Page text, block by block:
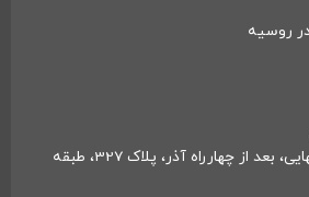
روسیه
اصفهان، خ شیخ بهایی، بعد از چهارراه آذر، پلاک 327، طبقه